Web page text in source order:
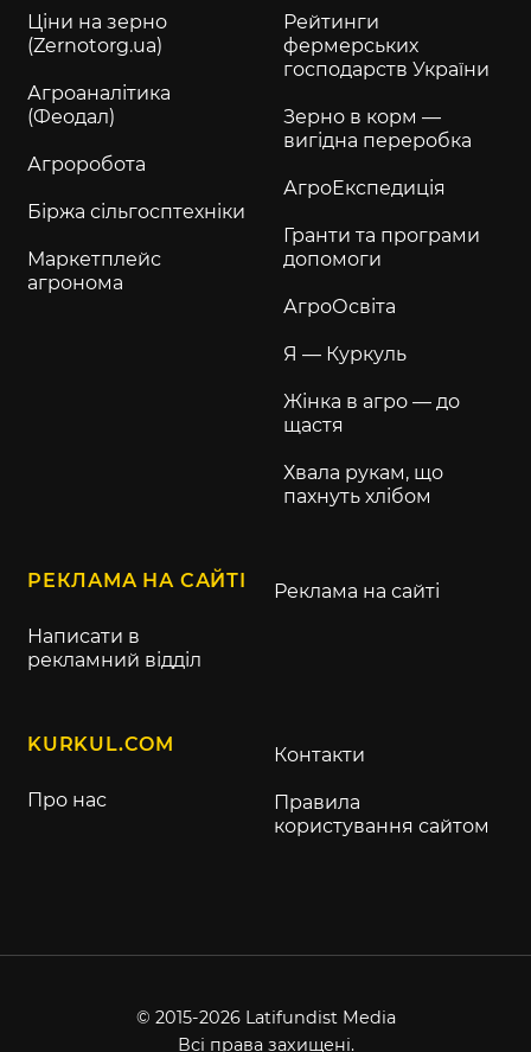
Ціни на зерно
(Zernotorg.ua)
Агроаналітика
(Феодал)
Агроробота
Біржа сільгосптехніки
Маркетплейс
агронома
Рейтинги
фермерських
господарств України
Зерно в корм —
вигідна переробка
АгроЕкспедиція
Гранти та програми
допомоги
АгроОсвіта
Я — Куркуль
Жінка в агро — до
щастя
Хвала рукам, що
пахнуть хлібом
РЕКЛАМА НА САЙТІ
Написати в
рекламний відділ
Реклама на сайті
KURKUL.COM
Про нас
Контакти
Правила
користування сайтом
© 2015-2026 Latifundist Media
Всі права захищені.